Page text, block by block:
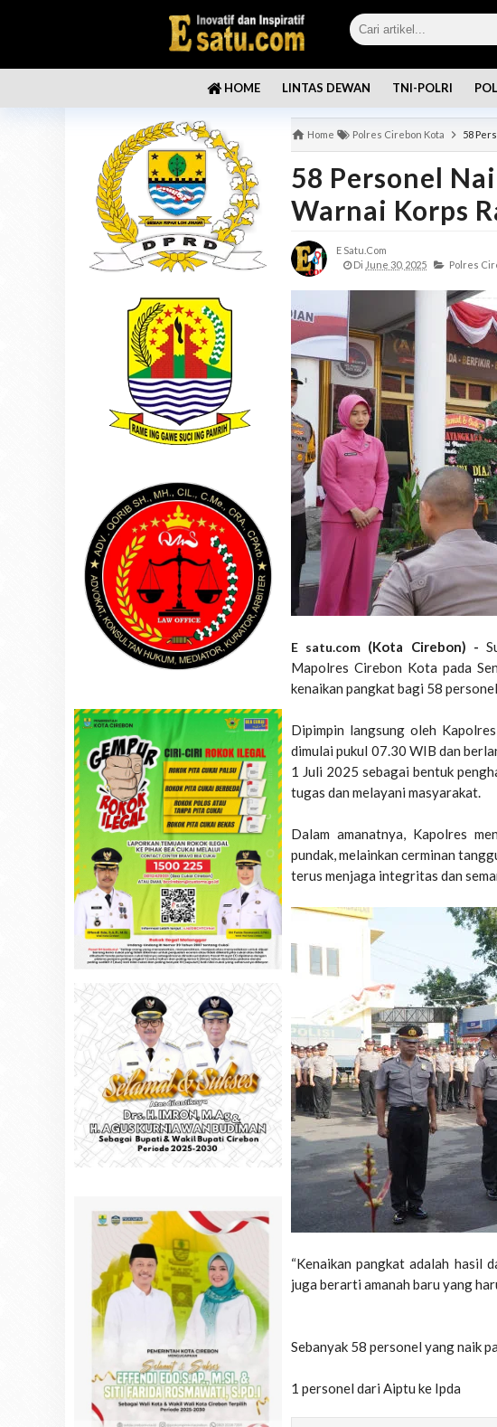
HOME LINTAS DEWAN TNI-POLRI
Home Polres Cirebon Kota 58
58 Personel
Warnai Korps
E Satu.com
Di June 30, 2025 Polres
E satu.com (Kota Cirebon) -
Mapolres Cirebon Kota pada
kenaikan pangkat bagi 58
Dipimpin langsung oleh
dimulai pukul 07.30 WIB dan
1 Juli 2025 sebagai bentuk
tugas dan melayani masyarakat.
Dalam amanatnya, Kapolres
pundak, melainkan cerminan
terus menjaga integritas dan
“Kenaikan pangkat adalah hasil
juga berarti amanah baru yang
Sebanyak 58 personel yang naik
1 personel dari Aiptu ke Ipda